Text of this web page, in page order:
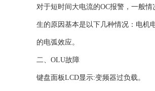
对于短时间大电流的OC报警，一般
生的原因基本是以下几种情况：电机
的电弧效应。
二、OLU故障
键盘面板LCD显示:变频器过负载。